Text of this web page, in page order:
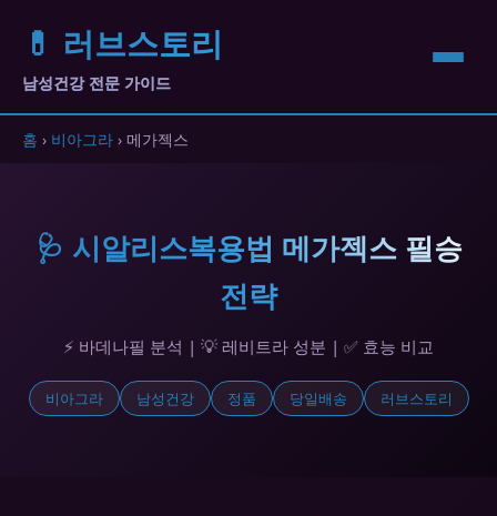
💊 러브스토리
남성건강 전문 가이드
홈 › 비아그라 › 메가젝스
🩺 시알리스복용법 메가젝스 필승
전략
⚡ 바데나필 분석 | 💡 레비트라 성분 | ✅ 효능 비교
비아그라 남성건강 정품 당일배송 러브스토리